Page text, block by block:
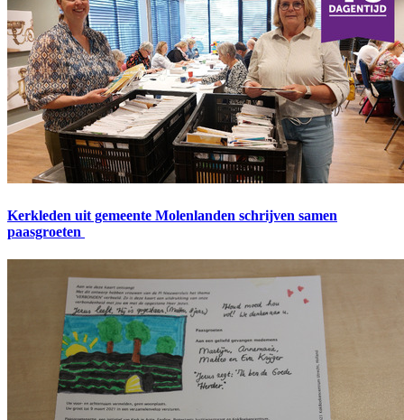
Kerkleden uit gemeente Molenlanden schrijven samen
paasgroeten